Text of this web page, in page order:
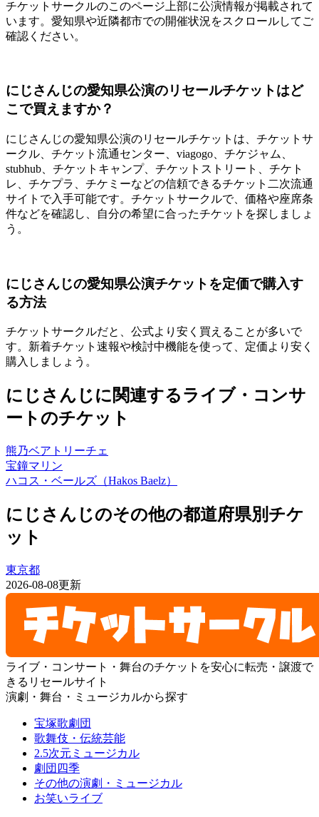
チケットサークルのこのページ上部に公演情報が掲載されて
います。愛知県や近隣都市での開催状況をスクロールしてご
確認ください。
にじさんじの愛知県公演のリセールチケットはど
こで買えますか？
にじさんじの愛知県公演のリセールチケットは、チケットサ
ークル、チケット流通センター、viagogo、チケジャム、
stubhub、チケットキャンプ、チケットストリート、チケト
レ、チケプラ、チケミーなどの信頼できるチケット二次流通
サイトで入手可能です。チケットサークルで、価格や座席条
件などを確認し、自分の希望に合ったチケットを探しましょ
う。
にじさんじの愛知県公演チケットを定価で購入す
る方法
チケットサークルだと、公式より安く買えることが多いで
す。新着チケット速報や検討中機能を使って、定価より安く
購入しましょう。
にじさんじに関連するライブ・コンサ
ートのチケット
熊乃ベアトリーチェ
宝鐘マリン
ハコス・ベールズ（Hakos Baelz）
にじさんじのその他の都道府県別チケ
ット
東京都
2026-08-08更新
ライブ・コンサート・舞台のチケットを安心に転売・譲渡で
きるリセールサイト
演劇・舞台・ミュージカルから探す
宝塚歌劇団
歌舞伎・伝統芸能
2.5次元ミュージカル
劇団四季
その他の演劇・ミュージカル
お笑いライブ